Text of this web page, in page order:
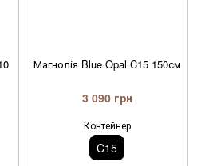
Магнолія Blue Opal C15 150см
3 090 грн
Контейнер
C15